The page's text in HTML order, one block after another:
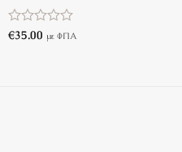
Βαθμολογήθηκε
€35.00 με ΦΠΑ